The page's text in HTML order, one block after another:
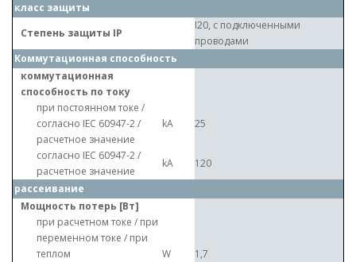
класс защиты
Степень защиты IP
I20, с подключенными
проводами
Коммутационная способность
коммутационная
способность по току
при постоянном токе /
согласно IEC 60947-2 /
расчетное значение
kA 25
согласно IEC 60947-2 /
расчетное значение
kA
120
рассеивание
Мощность потерь [Вт]
при расчетном токе / при
переменном токе / при
теплом
W 1,7